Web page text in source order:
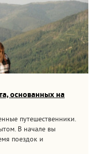
основанных на
путешественники.
В начале вы
поездок и